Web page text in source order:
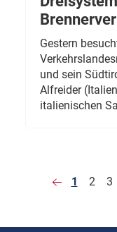
Gestern
und sein
Alfreider
italienischen
1 2 3